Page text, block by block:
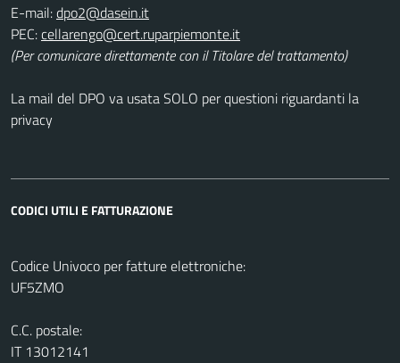
E-mail:
PEC:
(Per comunicare direttamente con il Titolare del trattamento)
La mail del DPO va usata SOLO per questioni riguardanti la
privacy
CODICI UTILI E FATTURAZIONE
Codice Univoco per fatture elettroniche:
UF5ZMO
C.C. postale:
IT 13012141